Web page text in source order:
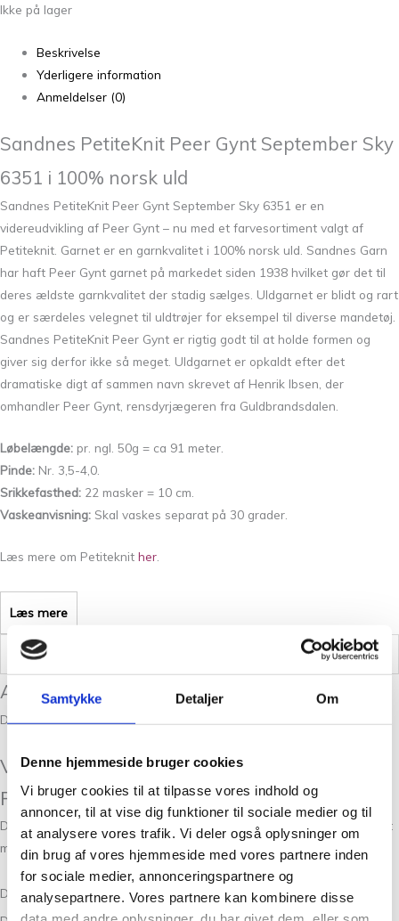
Samtykke Detaljer Om
Denne hjemmeside bruger cookies
Vi bruger cookies til at tilpasse vores indhold og
annoncer, til at vise dig funktioner til sociale medier og til
at analysere vores trafik. Vi deler også oplysninger om
din brug af vores hjemmeside med vores partnere inden
for sociale medier, annonceringspartnere og
analysepartnere. Vores partnere kan kombinere disse
Ikke på lager
Beskrivelse
Yderligere information
Anmeldelser (0)
Sandnes PetiteKnit Peer Gynt September Sky
6351 i 100% norsk uld
Sandnes PetiteKnit Peer Gynt September Sky 6351 er en
videreudvikling af Peer Gynt – nu med et farvesortiment valgt af
Petiteknit. Garnet er en garnkvalitet i 100% norsk uld. Sandnes Garn
har haft Peer Gynt garnet på markedet siden 1938 hvilket gør det til
deres ældste garnkvalitet der stadig sælges. Uldgarnet er blidt og rart
og er særdeles velegnet til uldtrøjer for eksempel til diverse mandetøj.
Sandnes PetiteKnit Peer Gynt er rigtig godt til at holde formen og
giver sig derfor ikke så meget. Uldgarnet er opkaldt efter det
dramatiske digt af sammen navn skrevet af Henrik Ibsen, der
omhandler Peer Gynt, rensdyrjægeren fra Guldbrandsdalen.
Løbelængde: pr. ngl. 50g = ca 91 meter.
Pinde: Nr. 3,5-4,0.
Srikkefasthed: 22 masker = 10 cm.
Vaskeanvisning: Skal vaskes separat på 30 grader.
Læs mere om Petiteknit her
Læs mere
Anmeldelser
Der er endnu ikke nogle anmeldelser.
Vær den første til at anmelde “Sandnes
PetiteKnit Peer Gynt September Sky 6351”
Din e-mailadresse vil ikke blive publiceret.
Krævede felter er markeret
med*
Din bedømmelse